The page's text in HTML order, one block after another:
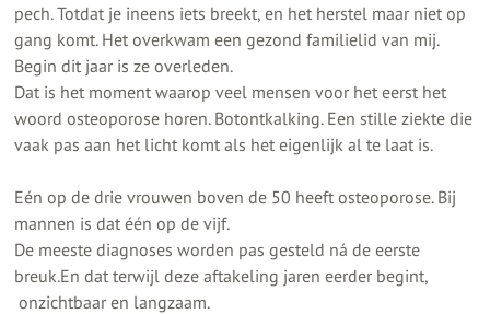
pech. Totdat je ineens iets breekt, en het herstel maar niet op
gang komt. Het overkwam een gezond familielid van mij.
Begin dit jaar is ze overleden.
Dat is het moment waarop veel mensen voor het eerst het
woord osteoporose horen. Botontkalking. Een stille ziekte die
vaak pas aan het licht komt als het eigenlijk al te laat is.
Eén op de drie vrouwen boven de 50 heeft osteoporose. Bij
mannen is dat één op de vijf.
De meeste diagnoses worden pas gesteld ná de eerste
breuk.En dat terwijl deze aftakeling jaren eerder begint,
onzichtbaar en langzaam.